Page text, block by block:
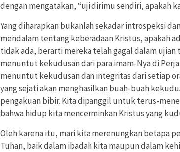
dengan mengatakan, “uji dirimu sendiri, apakah
Yang diharapkan bukanlah sekadar introspeksi
mendalam tentang keberadaan Kristus, apakah
tidak ada, berarti mereka telah gagal dalam ujian
menuntut kekudusan dari para imam-Nya di
menuntut kekudusan dan integritas dari setiap
yang sejati akan menghasilkan buah-buah
pengakuan bibir. Kita dipanggil untuk terus-
bahwa hidup kita mencerminkan Kristus yang
Oleh karena itu, mari kita merenungkan betapa
Tuhan, baik dalam ibadah kita maupun dalam